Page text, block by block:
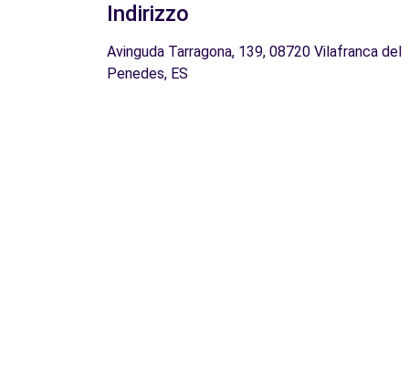
Indirizzo
Avinguda Tarragona, 139, 08720 Vilafranca del
Penedes, ES